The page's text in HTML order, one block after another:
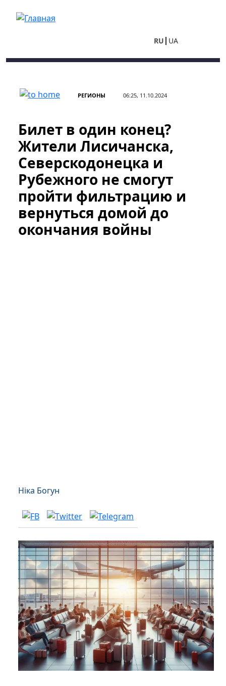
RU UA
РЕГИОНЫ 06:25, 11.10.2024
Билет в один конец?
Жители Лисичанска,
Северскодонецка и
Рубежного не смогут
пройти фильтрацию и
вернуться домой до
окончания войны
Ніка Богун